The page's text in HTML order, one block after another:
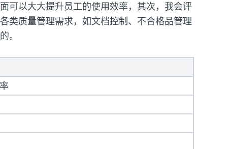
可以大大提升员工的使用效率，其次，我会评
类质量管理需求，如文档控制、不合格品管理
。